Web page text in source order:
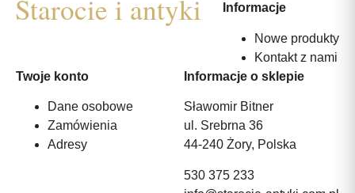
Informacje
Nowe produkty
Kontakt z nami
Twoje konto
Dane osobowe
Zamówienia
Adresy
Informacje o sklepie
Sławomir Bitner
ul. Srebrna 36
44-240 Żory, Polska
530 375 233